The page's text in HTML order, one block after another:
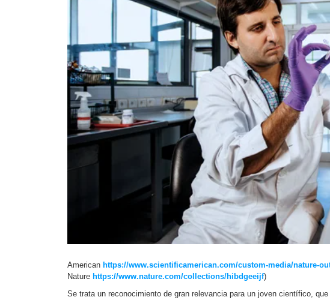
American https://www.scientificamerican.com/custom-media/nature-
Nature https://www.nature.com/collections/hibdgeeijf)
Se trata un reconocimiento de gran relevancia para un joven científico,